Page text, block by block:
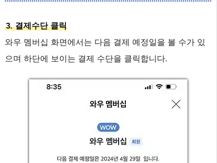
3. 결제수단 클릭
와우 멤버십 화면에서는 다음 결제 예정일을 볼 수가 있
으며 하단에 보이는 결제 수단을 클릭합니다.